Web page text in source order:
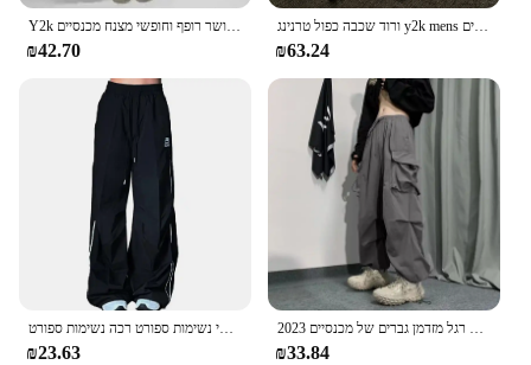
Y2k מכנסיים לבנים עבור אישה קטנה מזדמן ומכנסיים זריז עבור נשים עם מותניים עמילנים בכושר רופף וחופשי מצנח מכנסיים
₪42.70
ורוד שכבה כפול טרנינג y2k mens נשים גותי היפ הופ מכתב תיקון רטרו בייגי מכנסיים אלסטי מזדמנים
₪63.24
מכנסי טרנינג היפ-הופ גברים טרנינג וינטג יוניסקס וינטג יוניסקס המכנסיים רגליים רחב המותניים אלסטי נשימות ספורט רכה נשימות ספורט
₪23.63
2023 אביב קיץ אופנה מכנסיים מטען גברים מוצק צבע אלסטי מותניים רחב רגל מזדמן גברים של מכנסיים Oversize באגי מכנסיים עבור נשים
₪33.84